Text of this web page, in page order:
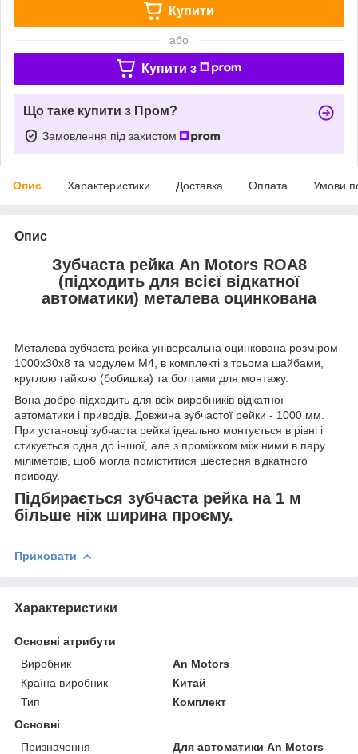
Купити
або
Купити з
Що таке купити з Пром?
Замовлення під захистом
Опис Характеристики Доставка Оплата Умови
Опис
Зубчаста рейка An Motors ROA8
(підходить для всієї відкатної
автоматики) металева оцинкована
Металева зубчаста рейка універсальна оцинкована розміром
1000х30x8 та модулем M4, в комплекті з трьома шайбами,
круглою гайкою (бобишка) та болтами для монтажу.
Вона добре підходить для всіх виробників відкатної
автоматики і приводів. Довжина зубчастої рейки - 1000 мм.
При установці зубчаста рейка ідеально монтується в рівні і
стикується одна до іншої, але з проміжком між ними в пару
міліметрів, щоб могла поміститися шестерня відкатного
приводу.
Підбирається зубчаста рейка на 1 м
більше ніж ширина проєму.
Приховати
Характеристики
Основні атрибути
Виробник
An Motors
Країна виробник
Китай
Тип
Комплект
Основні
Призначення
Для автоматики An Motors